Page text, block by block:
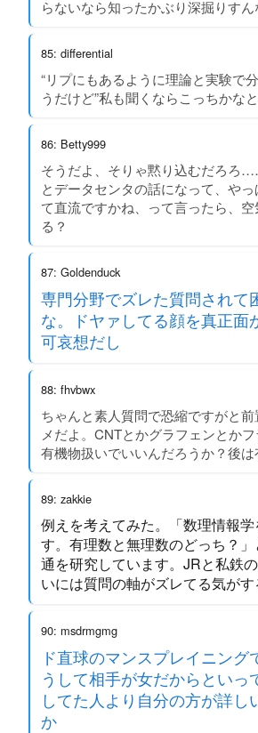
らないなら知ったかぶり深掘りす
85: differential
“リプにもあるように理論と実験で
うだけど”私も聞くならこっちかなと
86: Betty999
そうだよ、そりゃ黙り込むだろろ
とデータセンタの話になって、やっ
て直流ですかね、って言ったら、
る？
87: Goldenduck
専門分野でズレた質問されて
な。ドヤァしてる顔を真正面
可哀想だし
88: fhvbwx
ちゃんと素人質問で恐縮ですがと
メだよ。CNTとかグラフェンとか
有機物扱いでいいんだろうか？後は
89: zakkie
例えを考えてみた。「数理情報学
す。有理数と無理数のどっち？
通を研究しています。JRと私鉄
いには質問の軸がズレてる気がす
90: msdrmgmg
ド直球のマンスプレイニング
うして相手が女だからといっ
してた人より自分の方が詳し
か